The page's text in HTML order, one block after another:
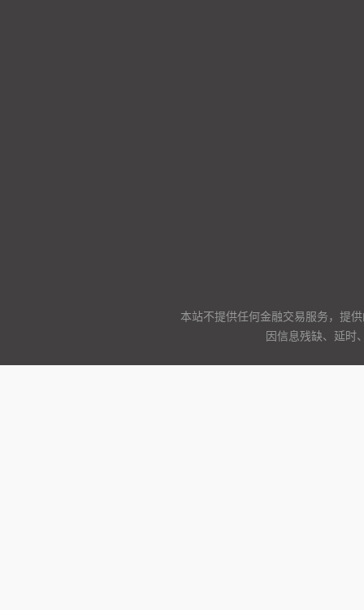
本站不提供任何金融交易服务，提
因信息残缺、延时